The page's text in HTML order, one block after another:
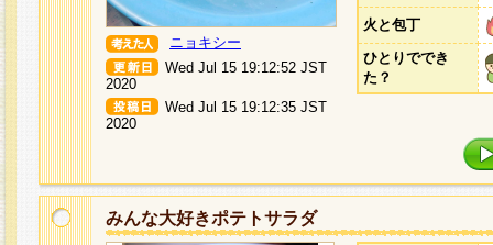
ニョキシー
Wed Jul 15 19:12:52 JST
2020
Wed Jul 15 19:12:35 JST
2020
火と包丁
ひとりででき
た？
みんな大好きポテトサラダ